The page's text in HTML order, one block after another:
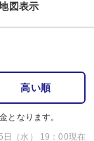
図表示
高い順
となります。
（水） 19：00現在